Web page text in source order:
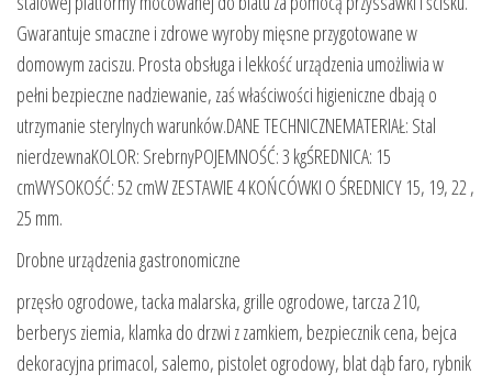
Gwarantuje smaczne i zdrowe wyroby mięsne przygotowane w
domowym zaciszu. Prosta obsługa i lekkość urządzenia umożliwia w
pełni bezpieczne nadziewanie, zaś właściwości higieniczne dbają o
utrzymanie sterylnych warunków.DANE TECHNICZNEMATERIAŁ: Stal
nierdzewnaKOLOR: SrebrnyPOJEMNOŚĆ: 3 kgŚREDNICA: 15
cmWYSOKOŚĆ: 52 cmW ZESTAWIE 4 KOŃCÓWKI O ŚREDNICY 15, 19, 22 ,
25 mm.
Drobne urządzenia gastronomiczne
przęsło ogrodowe, tacka malarska, grille ogrodowe, tarcza 210,
berberys ziemia, klamka do drzwi z zamkiem, bezpiecznik cena, bejca
dekoracyjna primacol, salemo, pistolet ogrodowy, blat dąb faro, rybnik